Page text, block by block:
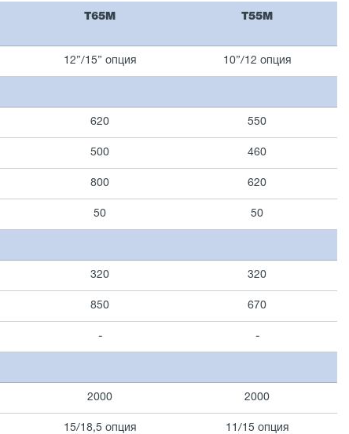
T65M T55M
12”/15” опция 10”/12 опция
620 550
500 460
800 620
50 50
320 320
850 670
- -
2000 2000
15/18,5 опция 11/15 опция